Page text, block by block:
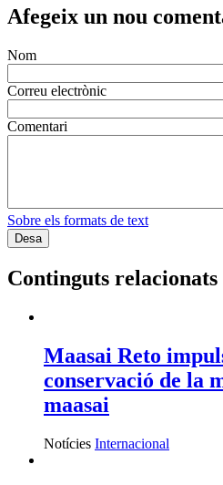
Afegeix un nou
Nom
Correu electrònic
Comentari
Sobre els formats de text
Continguts relacionats
Maasai Reto
conservació de la
maasai
Notícies Internacional